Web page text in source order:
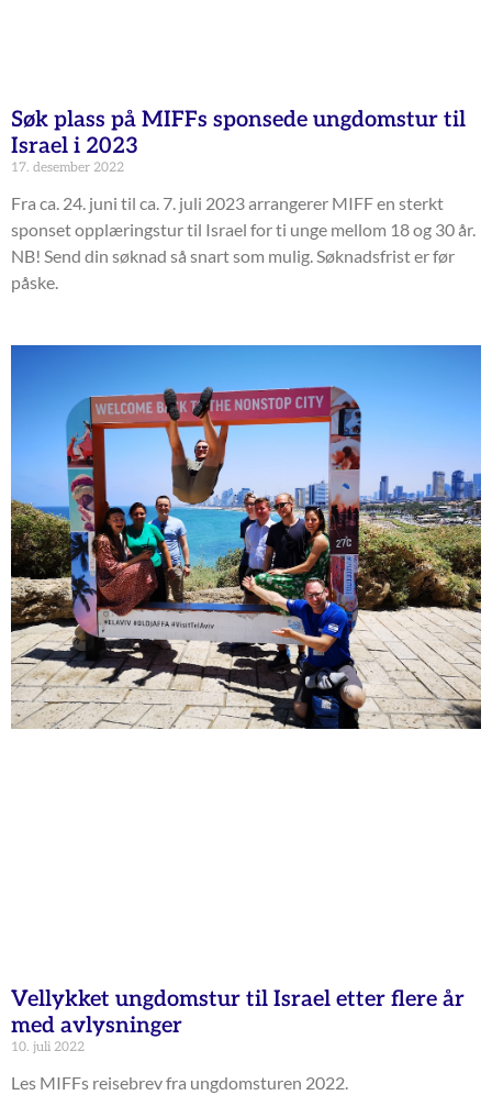
Søk plass på MIFFs sponsede ungdomstur til
Israel i 2023
17. desember 2022
Fra ca. 24. juni til ca. 7. juli 2023 arrangerer MIFF en sterkt
sponset opplæringstur til Israel for ti unge mellom 18 og 30 år.
NB! Send din søknad så snart som mulig. Søknadsfrist er før
påske.
Vellykket ungdomstur til Israel etter flere år
med avlysninger
10. juli 2022
Les MIFFs reisebrev fra ungdomsturen 2022.